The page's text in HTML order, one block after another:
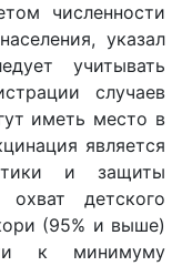
численности
указал
учитывать
случаев
иметь место в
является
и защиты
детского
(95% и выше)
к минимуму